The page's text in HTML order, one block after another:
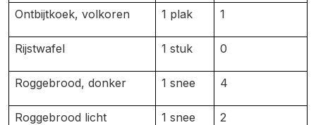
Ontbijtkoek, volkoren 1 plak 1
Rijstwafel 1 stuk 0
Roggebrood, donker 1 snee 4
Roggebrood licht 1 snee 2